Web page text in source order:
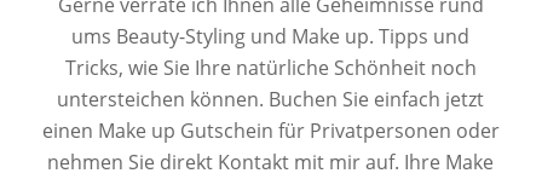
ums Beauty-Styling und Make up. Tipps und
Tricks, wie Sie Ihre natürliche Schönheit noch
untersteichen können. Buchen Sie einfach jetzt
einen Make up Gutschein für Privatpersonen oder
nehmen Sie direkt Kontakt mit mir auf. Ihre Make